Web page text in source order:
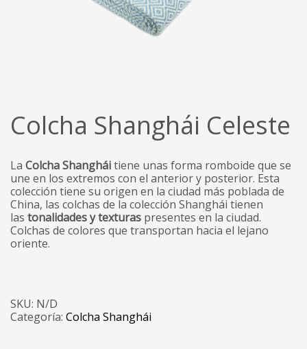
Colcha Shanghái Celeste
La Colcha Shangháitiene unas forma romboide que se
une en los extremos con el anterior y posterior. Esta
colección tiene su origen en la ciudad más poblada de
China, las colchas de la colección Shanghái tienen
las tonalidades y texturas presentes en la ciudad.
Colchas de colores que transportan hacia el lejano
oriente.
SKU: N/D
Categoría: Colcha Shanghái